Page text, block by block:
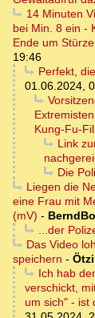
14 Minuten
bei Min. 8 ein -
Ende um
19:46
Perfekt,
01.06.2024,
Kung-Fu-
Link
Die
Liegen die
eine Frau mit
(mV) -
...der
Das Video
speichern - Ötzi
Ich hab
verschickt,
um sich" - ist